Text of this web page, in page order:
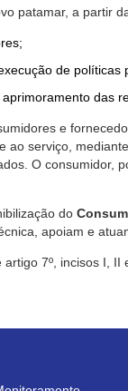
patamar, a partir
de políticas
das
e
ao serviço,
O consumidor,
do
apoiam e
7º, incisos I, II